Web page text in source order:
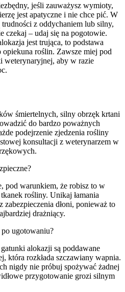
jeśli zauważysz wymioty,
jest apatyczne i nie chce pić. W
z oddychaniem lub silny,
czekaj – udaj się na pogotowie.
jest trująca, to podstawa
roślin. Zawsze miej pod
weterynaryjnej, aby w razie
śmiertelnych, silny obrzęk krtani
do bardzo poważnych
podejrzenie zjedzenia rośliny
konsultacji z weterynarzem w
pod warunkiem, że robisz to w
rośliny. Unikaj łamania
dłoni, ponieważ to
drażniący.
ugotowaniu?
alokazji są poddawane
która rozkłada szczawiany wapnia.
nigdy nie próbuj spożywać żadnej
przygotowanie grozi silnym